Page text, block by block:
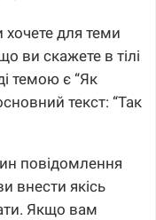
для теми
ви скажете в тілі
темою є “Як
текст: “Так
повідомлення
внести якісь
Якщо вам